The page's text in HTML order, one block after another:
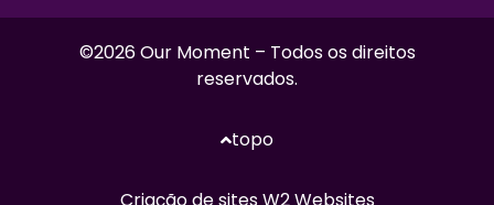
©2026 Our Moment – Todos os direitos
reservados.
topo
Criação de sitesW2 Websites